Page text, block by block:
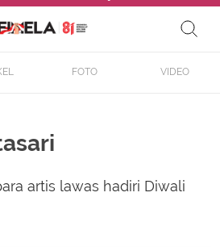
FOTO VIDEO
artis lawas hadiri Diwali